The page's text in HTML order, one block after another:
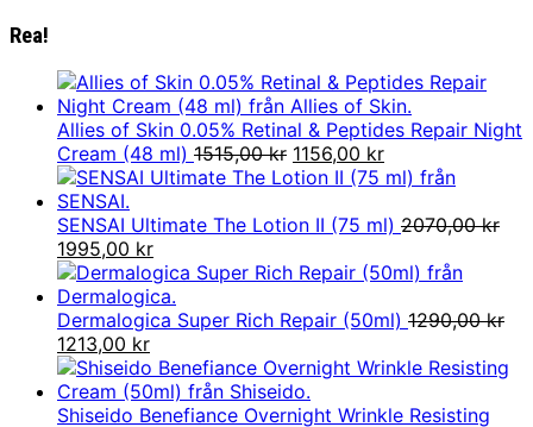
Rea!
Allies of Skin 0.05% Retinal & Peptides Repair Night
Cream (48 ml) 1515,00kr Det
ursprungliga
var:
1156,00 krDet
nuvarande
är:
SENSAI Ultimate The Lotion II (75 ml) 2070,00kr
Det
ursprungliga
priset
var:
2070,00 kr.
1995,00 krDet
nuvarande
priset
är:
Dermalogica Super Rich Repair (50ml) 1290,00kr
Det
ursprungliga
priset
var:
1213,00 krDet
nuvarande
priset
är:
Shiseido Benefiance Overnight Wrinkle Resisting